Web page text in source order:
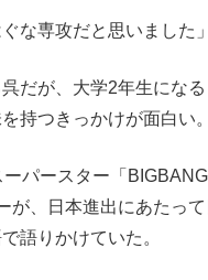
な専攻だと思いました」
だが、大学2年生にな
持つきっかけが面白い。
パースター「
が、日本進出にあたっ
語りかけていた。